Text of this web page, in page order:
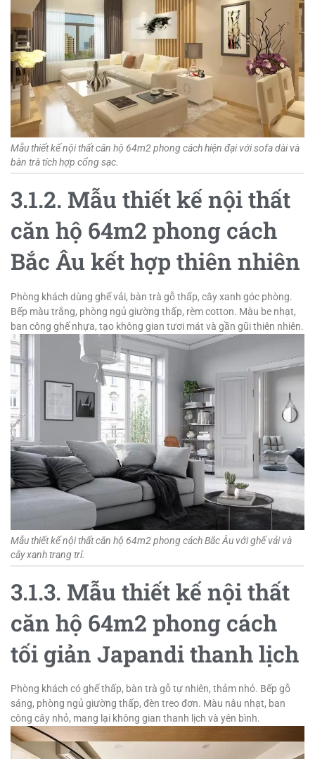
Mẫu thiết kế nội thất căn hộ 64m2 phong cách hiện đại với sofa dài và
bàn trà tích hợp cổng sạc.
3.1.2. Mẫu thiết kế nội thất
căn hộ 64m2 phong cách
Bắc Âu kết hợp thiên nhiên
Phòng khách dùng ghế vải, bàn trà gỗ thấp, cây xanh góc phòng.
Bếp màu trắng, phòng ngủ giường thấp, rèm cotton. Màu be nhạt,
ban công ghế nhựa, tạo không gian tươi mát và gần gũi thiên nhiên.
Mẫu thiết kế nội thất căn hộ 64m2 phong cách Bắc Âu với ghế vải và
cây xanh trang trí.
3.1.3. Mẫu thiết kế nội thất
căn hộ 64m2 phong cách
tối giản Japandi thanh lịch
Phòng khách có ghế thấp, bàn trà gỗ tự nhiên, thảm nhỏ. Bếp gỗ
sáng, phòng ngủ giường thấp, đèn treo đơn. Màu nâu nhạt, ban
công cây nhỏ, mang lại không gian thanh lịch và yên bình.